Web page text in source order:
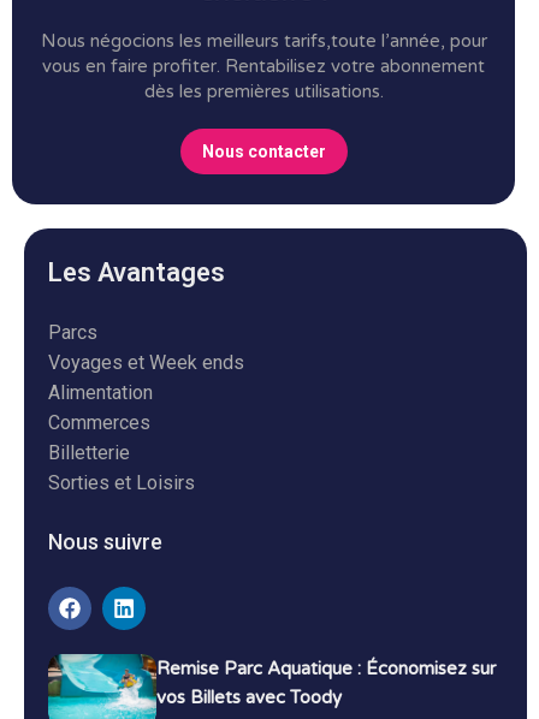
Nous négocions les meilleurs tarifs,toute l’année, pour
vous en faire profiter. Rentabilisez votre abonnement
dès les premières utilisations.
Nous contacter
Les Avantages
Parcs
Voyages et Week ends
Alimentation
Commerces
Billetterie
Sorties et Loisirs
Nous suivre
Remise Parc Aquatique : Économisez sur
vos Billets avec Toody